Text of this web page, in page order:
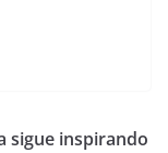
sigue inspirando